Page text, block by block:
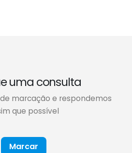
uma consulta
marcação e respondemos
que possível
Marcar